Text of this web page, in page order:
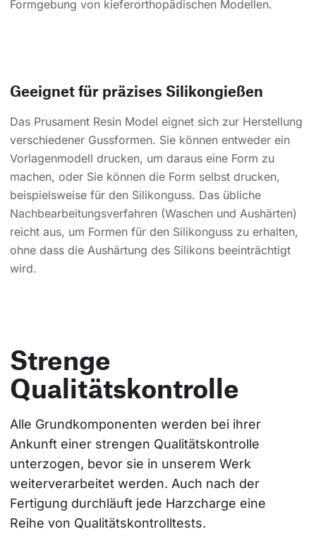
Formgebung von kieferorthopädischen Modellen.
Geeignet für präzises Silikongießen
Das Prusament Resin Model eignet sich zur Herstellung
verschiedener Gussformen. Sie können entweder ein
Vorlagenmodell drucken, um daraus eine Form zu
machen, oder Sie können die Form selbst drucken,
beispielsweise für den Silikonguss. Das übliche
Nachbearbeitungsverfahren (Waschen und Aushärten)
reicht aus, um Formen für den Silikonguss zu erhalten,
ohne dass die Aushärtung des Silikons beeinträchtigt
wird.
Strenge
Qualitätskontrolle
Alle Grundkomponenten werden bei ihrer
Ankunft einer strengen Qualitätskontrolle
unterzogen, bevor sie in unserem Werk
weiterverarbeitet werden. Auch nach der
Fertigung durchläuft jede Harzcharge eine
Reihe von Qualitätskontrolltests.